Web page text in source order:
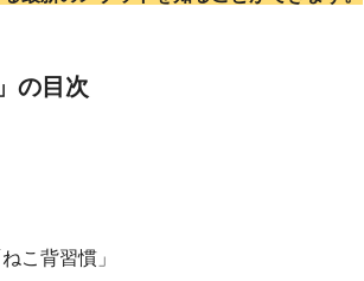
の目次
こ背習慣」